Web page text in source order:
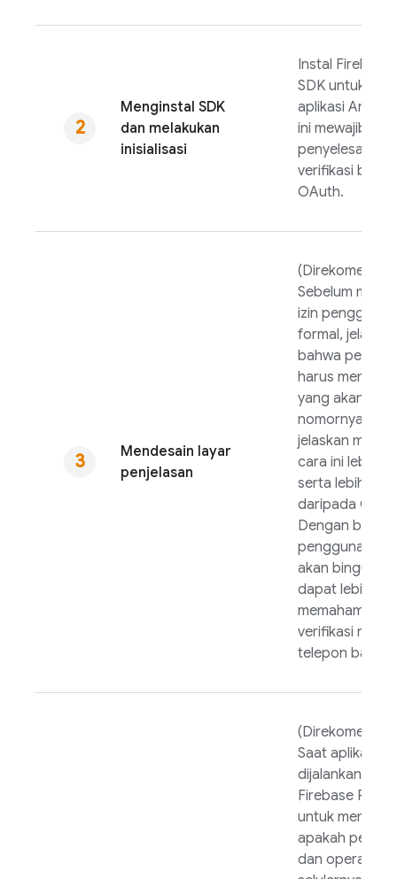
Menginstal SDK
dan melakukan
inisialisasi
Instal Firebase
SDK untuk
aplikasi Anda.
ini mewajibkan
penyelesaian
verifikasi brand
OAuth.
Mendesain layar
penjelasan
Sebelum
izin pengguna
formal, jelaskan
bahwa
harus memilih
yang akan
nomornya, dan
jelaskan
cara ini lebih
serta lebih
daripada OTP
Dengan begitu,
pengguna
akan bingung
dapat lebih
memahami alur
verifikasi
telepon baru.
Saat aplikasi
dijalankan,
Firebase PNV
untuk
apakah
dan operator